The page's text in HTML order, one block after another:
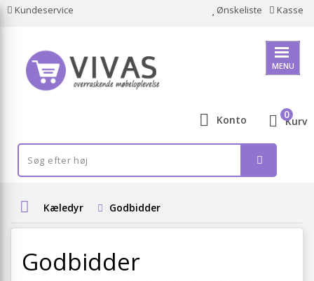
Kundeservice Ønskeliste Kasse
MENU
Konto Kurv
0
Kæledyr Godbidder
Godbidder